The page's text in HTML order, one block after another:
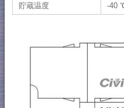
貯蔵温度
-40